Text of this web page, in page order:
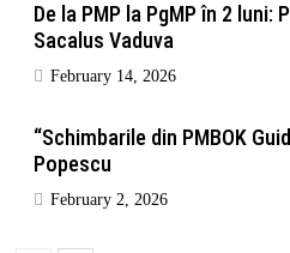
De la PMP la PgMP în 2 luni:
Sacalus Vaduva
February 14, 2026
“Schimbarile din PMBOK
Popescu
February 2, 2026